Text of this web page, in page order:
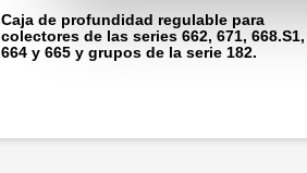
Caja de profundidad regulable para
colectores de las series 662, 671, 668.S1,
664 y 665 y grupos de la serie 182.